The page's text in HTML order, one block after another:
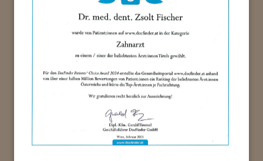
Praxis 1100 Wien
A – 1100 Wien
+43 (0)1 604 12 36
Praxis 6020 Innsbruck